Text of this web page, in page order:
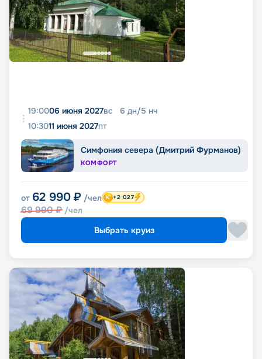
19:0006 июня 2027вс 6 дн/5 нч
10:3011 июня 2027пт
Симфония севера (Дмитрий Фурманов)
КОМФОРТ
от 62 990 ₽ /чел
69 990₽ /чел
+2 027
Выбрать круиз